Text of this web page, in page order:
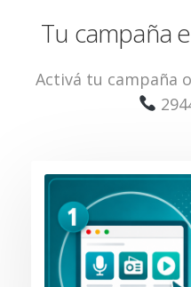
Tu campaña
Activá tu campaña